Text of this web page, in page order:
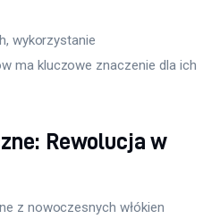
wykorzystanie
ma kluczowe znaczenie dla ich
Rewolucja w
z nowoczesnych włókien